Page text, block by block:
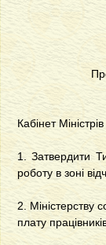
Кабінет
1. Затвердити
роботу в зоні
2. Міністерству
плату